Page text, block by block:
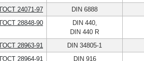
ГОСТ 24071-97
DIN 6888
ГОСТ 28848-90
DIN 440,
DIN 440 R
ГОСТ 28963-91
DIN 34805-1
ГОСТ 28964-91
DIN 916